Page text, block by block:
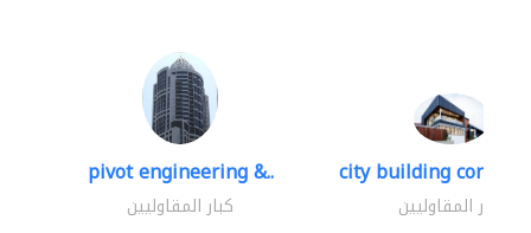
pivot engineering &..
كبار المقاوليين
city building
كبار المقاوليين